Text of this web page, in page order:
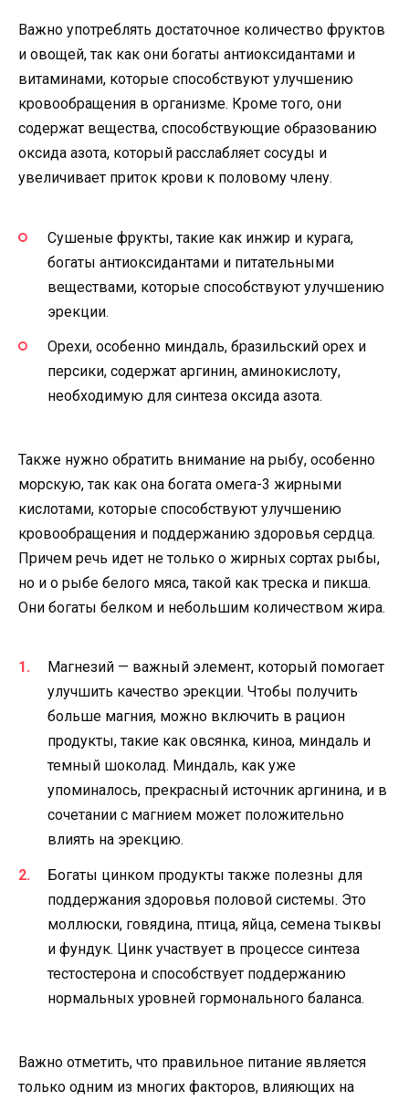
Важно употреблять достаточное количество фруктов
и овощей, так как они богаты антиоксидантами и
витаминами, которые способствуют улучшению
кровообращения в организме. Кроме того, они
содержат вещества, способствующие образованию
оксида азота, который расслабляет сосуды и
увеличивает приток крови к половому члену.
Сушеные фрукты, такие как инжир и курага,
богаты антиоксидантами и питательными
веществами, которые способствуют улучшению
эрекции.
Орехи, особенно миндаль, бразильский орех и
персики, содержат аргинин, аминокислоту,
необходимую для синтеза оксида азота.
Также нужно обратить внимание на рыбу, особенно
морскую, так как она богата омега-3 жирными
кислотами, которые способствуют улучшению
кровообращения и поддержанию здоровья сердца.
Причем речь идет не только о жирных сортах рыбы,
но и о рыбе белого мяса, такой как треска и пикша.
Они богаты белком и небольшим количеством жира.
Магнезий — важный элемент, который помогает
улучшить качество эрекции. Чтобы получить
больше магния, можно включить в рацион
продукты, такие как овсянка, киноа, миндаль и
темный шоколад. Миндаль, как уже
упоминалось, прекрасный источник аргинина, и в
сочетании с магнием может положительно
влиять на эрекцию.
Богаты цинком продукты также полезны для
поддержания здоровья половой системы. Это
моллюски, говядина, птица, яйца, семена тыквы
и фундук. Цинк участвует в процессе синтеза
тестостерона и способствует поддержанию
нормальных уровней гормонального баланса.
Важно отметить, что правильное питание является
только одним из многих факторов, влияющих на